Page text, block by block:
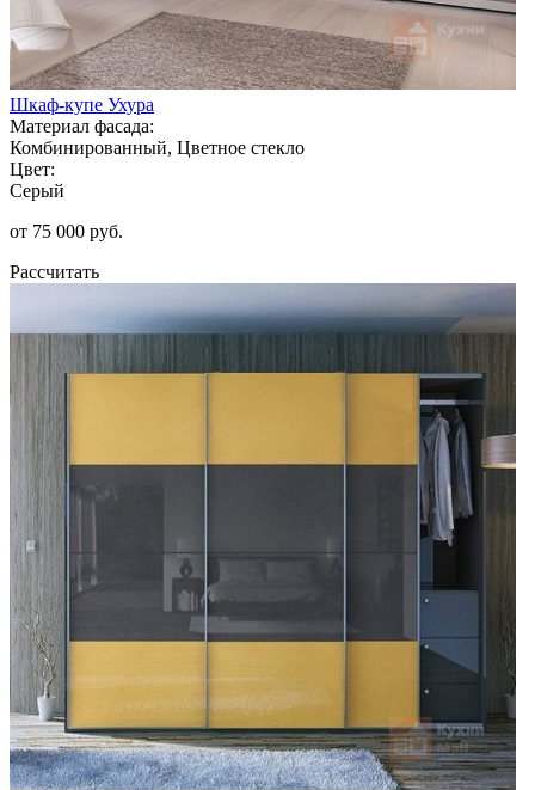
Шкаф-купе Ухура
Материал фасада:
Комбинированный, Цветное стекло
Цвет:
Серый
от 75 000 руб.
Рассчитать